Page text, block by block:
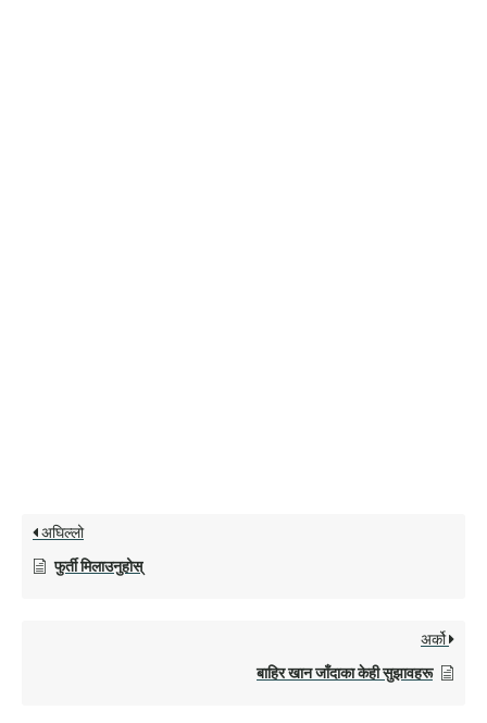
अघिल्लो
फुर्ती मिलाउनुहोस्
अर्को
बाहिर खान जाँदाका केही सुझावहरू